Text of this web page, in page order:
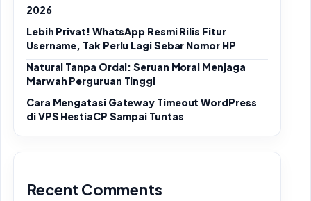
2026
Lebih Privat! WhatsApp Resmi Rilis Fitur
Username, Tak Perlu Lagi Sebar Nomor HP
Natural Tanpa Ordal: Seruan Moral Menjaga
Marwah Perguruan Tinggi
Cara Mengatasi Gateway Timeout WordPress
di VPS HestiaCP Sampai Tuntas
Recent Comments